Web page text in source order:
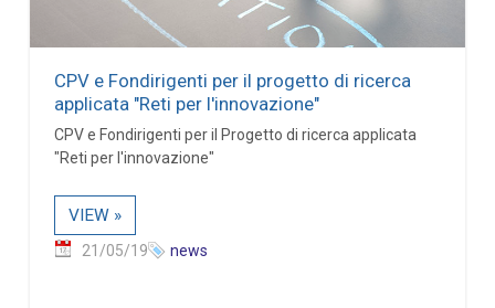
CPV e Fondirigenti per il progetto di ricerca
applicata "Reti per l'innovazione"
CPV e Fondirigenti per il Progetto di ricerca applicata
"Reti per l'innovazione"
VIEW »
21/05/19 news